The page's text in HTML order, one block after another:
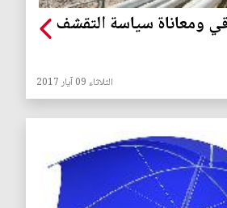
ومعاناة سياسة التقشف
الثلاثاء 09 آيار 2017